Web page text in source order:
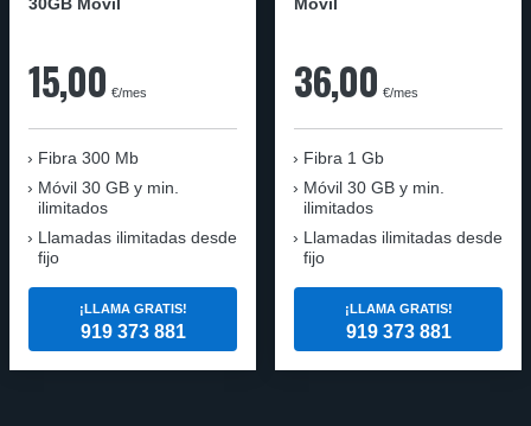
30GB Móvil
15,00 €/mes
Fibra 300 Mb
Móvil 30 GB y min.
ilimitados
Llamadas ilimitadas desde
fijo
¡LLAMA GRATIS!
919 373 881
Móvil
36,00 €/mes
Fibra 1 Gb
Móvil 30 GB y min.
ilimitados
Llamadas ilimitadas desde
fijo
¡LLAMA GRATIS!
919 373 881